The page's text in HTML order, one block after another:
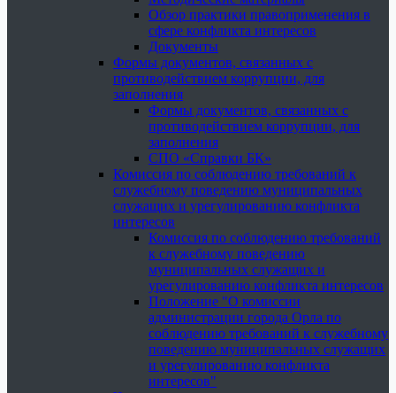
Обзор практики правоприменения в
сфере конфликта интересов
Документы
Формы документов, связанных с
противодействием коррупции, для
заполнения
Формы документов, связанных с
противодействием коррупции, для
заполнения
СПО «Справки БК»
Комиссия по соблюдению требований к
служебному поведению муниципальных
служащих и урегулированию конфликта
интересов
Комиссия по соблюдению требований
к служебному поведению
муниципальных служащих и
урегулированию конфликта интересов
Положение "О комиссии
администрации города Орла по
соблюдению требований к служебному
поведению муниципальных служащих
и урегулированию конфликта
интересов"